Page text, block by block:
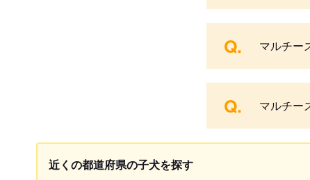
Q. マルチー
Q. マルチー
近くの都道府県の子犬を探す